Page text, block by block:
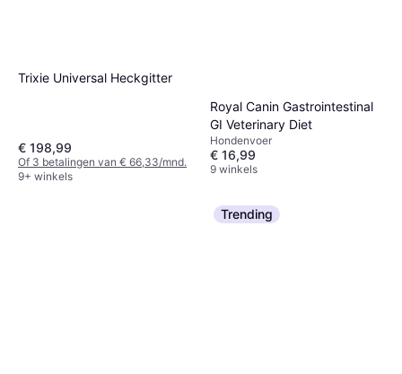
Trixie Universal Heckgitter
€ 198,99
Of 3 betalingen van € 66,33/mnd.
9+ winkels
Royal Canin Gastrointestinal
GI Veterinary Diet
Hondenvoer
€ 16,99
9 winkels
Trending